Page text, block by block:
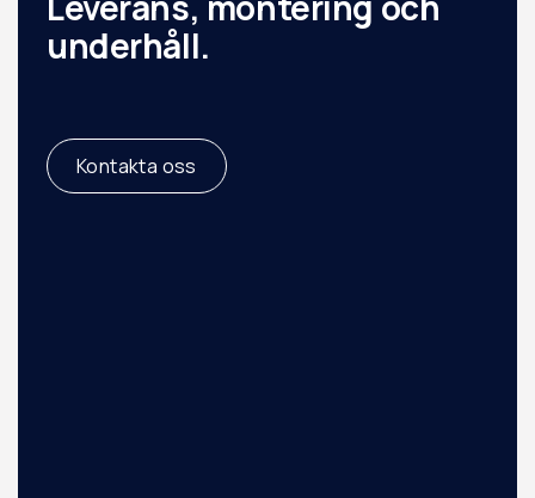
underhåll.
Kontakta oss